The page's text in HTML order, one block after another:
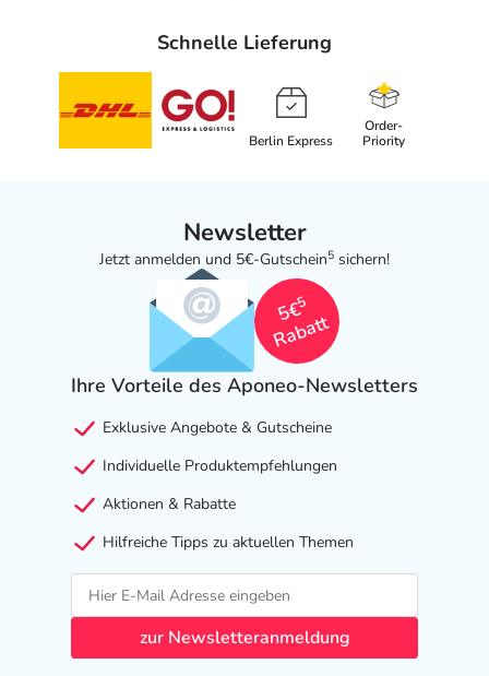
Schnelle Lieferung
Berlin Express
Order-
Priority
Newsletter
Jetzt anmelden und 5€-Gutschein5 sichern!
5€
5
Rabatt
Ihre Vorteile des Aponeo-Newsletters
Exklusive Angebote & Gutscheine
Individuelle Produktempfehlungen
Aktionen & Rabatte
Hilfreiche Tipps zu aktuellen Themen
zur Newsletteranmeldung